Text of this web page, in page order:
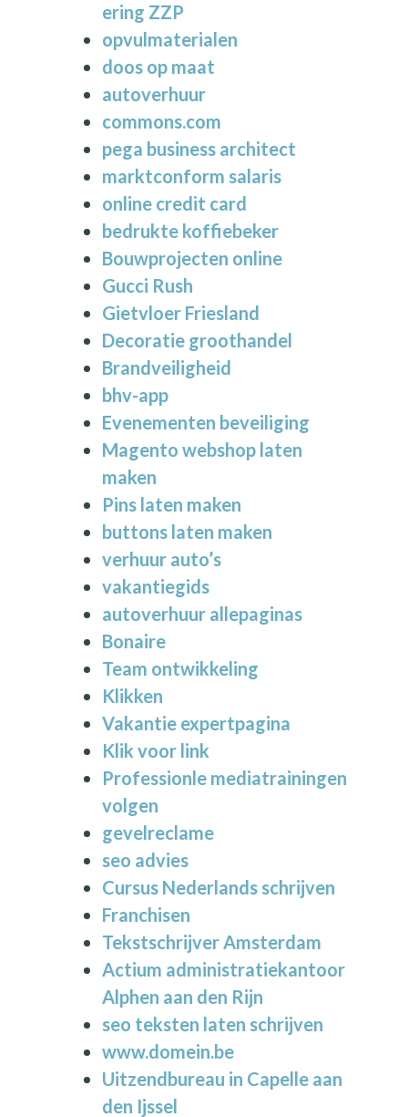
ering ZZP
opvulmaterialen
doos op maat
autoverhuur
commons.com
pega business architect
marktconform salaris
online credit card
bedrukte koffiebeker
Bouwprojecten online
Gucci Rush
Gietvloer Friesland
Decoratie groothandel
Brandveiligheid
bhv-app
Evenementen beveiliging
Magento webshop laten
maken
Pins laten maken
buttons laten maken
verhuur auto’s
vakantiegids
autoverhuur allepaginas
Bonaire
Team ontwikkeling
Klikken
Vakantie expertpagina
Klik voor link
Professionle mediatrainingen
volgen
gevelreclame
seo advies
Cursus Nederlands schrijven
Franchisen
Tekstschrijver Amsterdam
Actium administratiekantoor
Alphen aan den Rijn
seo teksten laten schrijven
www.domein.be
Uitzendbureau in Capelle aan
den Ijssel